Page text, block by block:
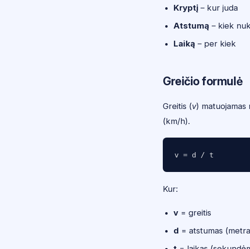
Kryptį – kur juda
Atstumą – kiek
Laiką – per kiek
Greičio formulė
Greitis (v)
(km/h).
Kur:
v = greitis
d = atstumas